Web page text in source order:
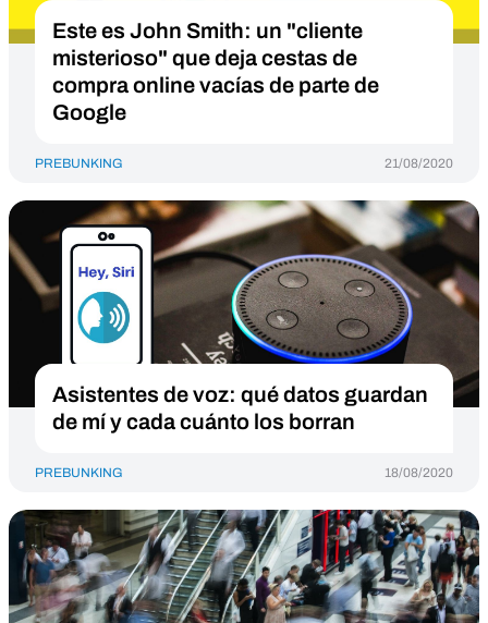
Este es John Smith: un "cliente
misterioso" que deja cestas de
compra online vacías de parte de
Google
PREBUNKING 21/08/2020
Asistentes de voz: qué datos guardan
de mí y cada cuánto los borran
PREBUNKING 18/08/2020